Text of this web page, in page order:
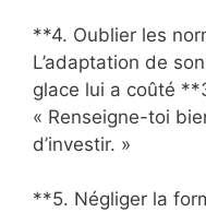
**4. Oublier les
L’adaptation de
glace lui a coûté
« Renseigne-toi
d’investir. »
**5. Négliger la